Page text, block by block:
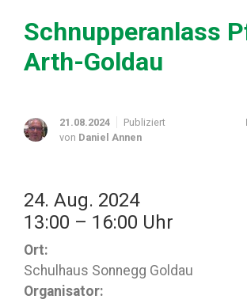
Schnupperanlass
Arth-Goldau
21.08.2024
Publiziert
von Daniel Annen
24. Aug. 2024
13:00 – 16:00 Uhr
Ort:
Schulhaus Sonnegg Goldau
Organisator: